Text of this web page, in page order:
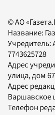
© АО
Название:
Учредитель:
7743625728
Адрес
улица, дом 67
Адрес
Варшавское
Телефон